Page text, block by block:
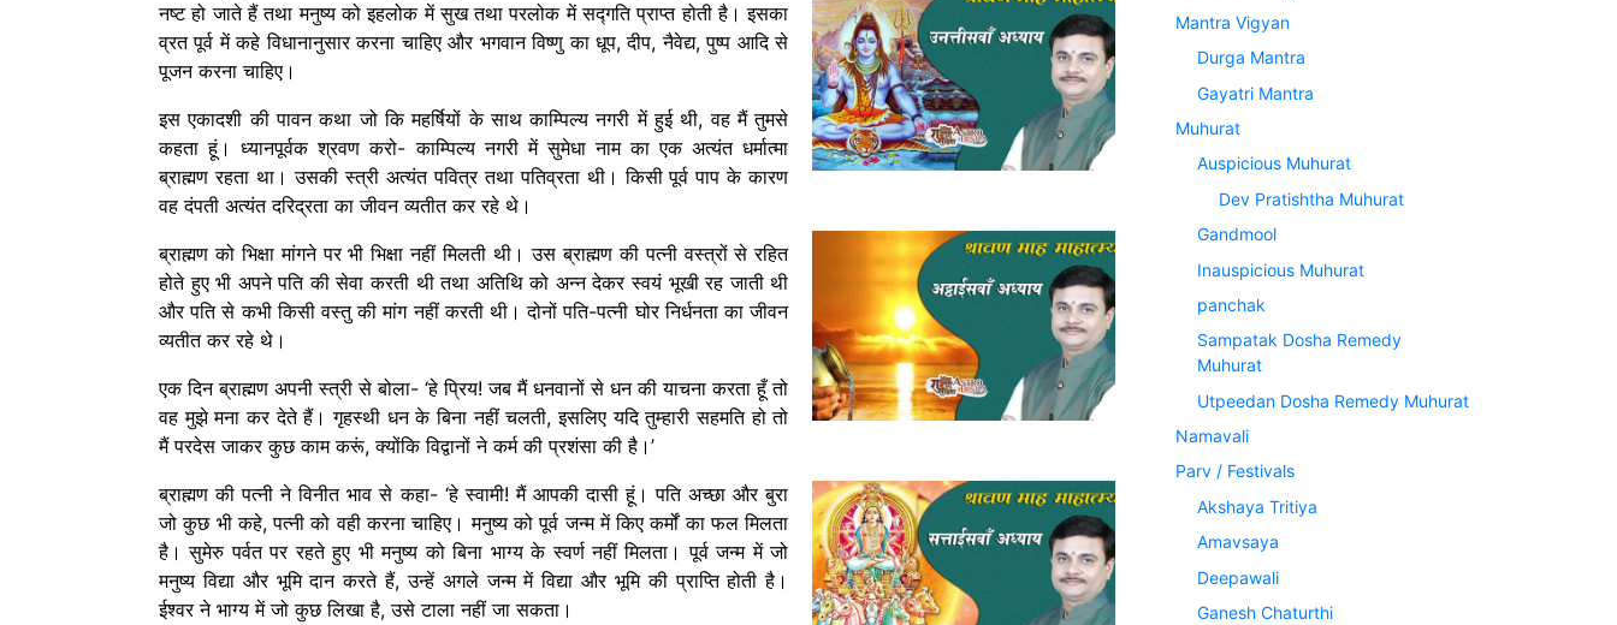
नष्ट हो जाते हैं तथा मनुष्य को इहलोक में सुख तथा परलोक में सद्गति प्राप्त होती है। इसका
व्रत पूर्व में कहे विधानानुसार करना चाहिए और भगवान विष्णु का धूप, दीप, नैवेद्य, पुष्प आदि से
पूजन करना चाहिए।
इस एकादशी की पावन कथा जो कि महर्षियों के साथ काम्पिल्य नगरी में हुई थी, वह मैं तुमसे
कहता हूं। ध्यानपूर्वक श्रवण करो- काम्पिल्य नगरी में सुमेधा नाम का एक अत्यंत धर्मात्मा
ब्राह्मण रहता था। उसकी स्त्री अत्यंत पवित्र तथा पतिव्रता थी। किसी पूर्व पाप के कारण
वह दंपती अत्यंत दरिद्रता का जीवन व्यतीत कर रहे थे।
ब्राह्मण को भिक्षा मांगने पर भी भिक्षा नहीं मिलती थी। उस ब्राह्मण की पत्नी वस्त्रों से रहित
होते हुए भी अपने पति की सेवा करती थी तथा अतिथि को अन्न देकर स्वयं भूखी रह जाती थी
और पति से कभी किसी वस्तु की मांग नहीं करती थी। दोनों पति-पत्नी घोर निर्धनता का जीवन
व्यतीत कर रहे थे।
एक दिन ब्राह्मण अपनी स्त्री से बोला- ‘हे प्रिय! जब मैं धनवानों से धन की याचना करता हूँ तो
वह मुझे मना कर देते हैं। गृहस्थी धन के बिना नहीं चलती, इसलिए यदि तुम्हारी सहमति हो तो
मैं परदेस जाकर कुछ काम करूं, क्योंकि विद्वानों ने कर्म की प्रशंसा की है।’
ब्राह्मण की पत्नी ने विनीत भाव से कहा- ‘हे स्वामी! मैं आपकी दासी हूं। पति अच्छा और बुरा
जो कुछ भी कहे, पत्नी को वही करना चाहिए। मनुष्य को पूर्व जन्म में किए कर्मों का फल मिलता
है। सुमेरु पर्वत पर रहते हुए भी मनुष्य को बिना भाग्य के स्वर्ण नहीं मिलता। पूर्व जन्म में जो
मनुष्य विद्या और भूमि दान करते हैं, उन्हें अगले जन्म में विद्या और भूमि की प्राप्ति होती है।
ईश्वर ने भाग्य में जो कुछ लिखा है, उसे टाला नहीं जा सकता।
Mantra Vigyan
Durga Mantra
Gayatri Mantra
Muhurat
Auspicious Muhurat
Dev Pratishtha Muhurat
Gandmool
Inauspicious Muhurat
panchak
Sampatak Dosha Remedy
Muhurat
Utpeedan Dosha Remedy Muhurat
Namavali
Parv / Festivals
Akshaya Tritiya
Amavsaya
Deepawali
Ganesh Chaturthi